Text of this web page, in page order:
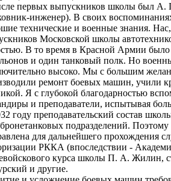
первых выпускников школы был А.
инженер). В своих
технические и военные знания.
Московской школы
В то время в Красной Армии было
и один танковый полк. Но
высоко. Мы с большим
ремонт боевых машин, учили
Я с глубокой благодарностью
и преподаватели, испытывая
году преподавательский состав
подразделений.
для дальнейшего прохождения
РККА (впоследствии -
курса школы П. А. Жилин,
и другие.